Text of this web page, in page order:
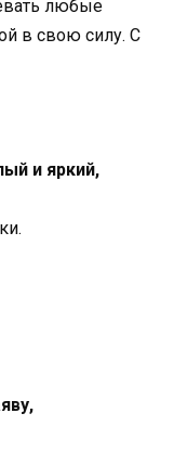
любые
в свою силу. С
и яркий,